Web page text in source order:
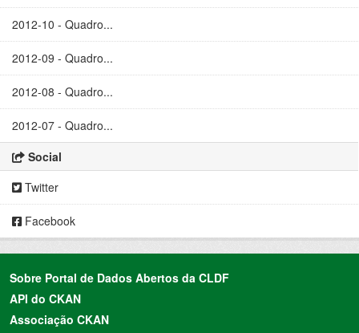
2012-10 - Quadro...
2012-09 - Quadro...
2012-08 - Quadro...
2012-07 - Quadro...
Social
Twitter
Facebook
Sobre Portal de Dados Abertos da CLDF
API do CKAN
Associação CKAN